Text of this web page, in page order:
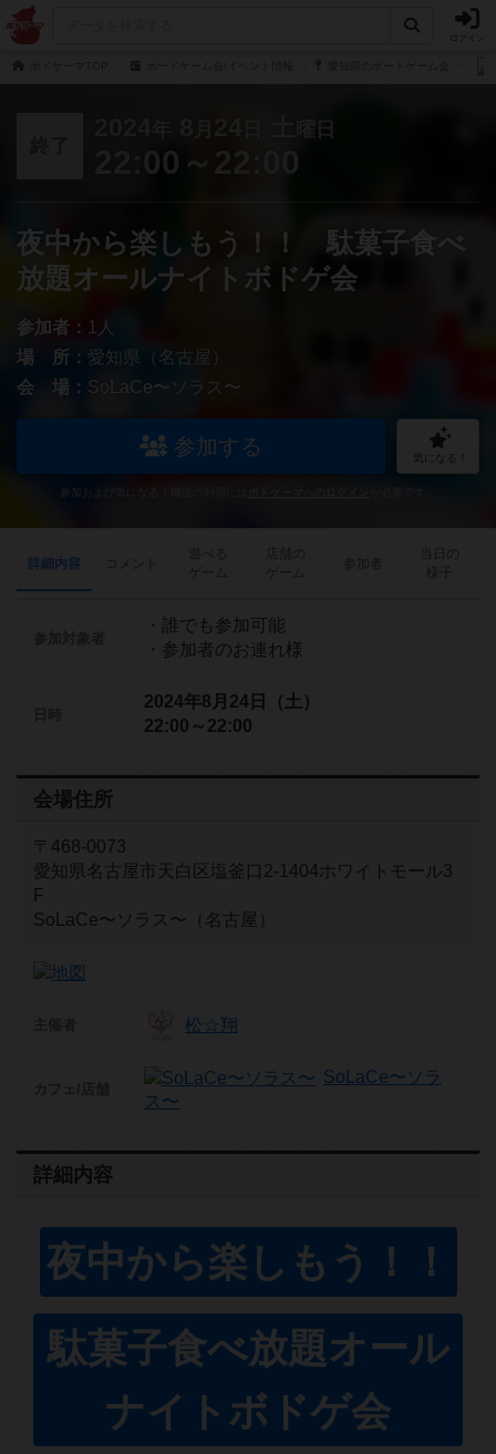
月 24 曜日
22:00～22:00
夜中から楽しもう！！ 駄菓子食べ
放題オールナイトボドゲ会
参加者： 1人
場 所： 愛知県（名古屋）
会 場： SoLaCe〜ソラス〜
参加する 気になる！
参加および気になる！機能の利用には
詳細内容
・誰でも参加可能
・参加者のお連れ様
2024年8月24日（土）
22:00～22:00
会場住所
〒468-0073
愛知県名古屋市天白区塩釜口2-1404ホワイトモール3
F
SoLaCe〜ソラス〜（名古屋）
松☆翔
SoLaCe〜ソラ
ス〜
詳細内容
夜中から楽しもう！！
駄菓子食べ放題オール
ナイトボドゲ会